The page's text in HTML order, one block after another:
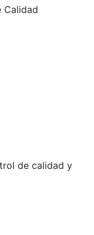
Calidad
de calidad y